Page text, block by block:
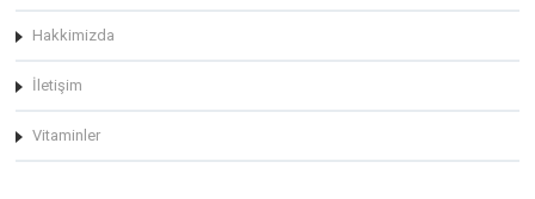
Hakkimizda
İletişim
Vitaminler